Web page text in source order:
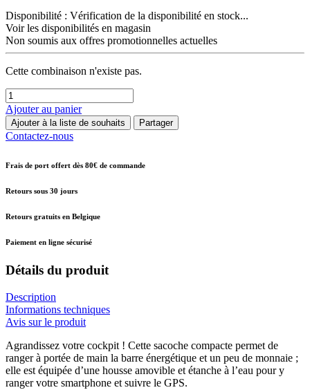
Disponibilité : Vérification de la disponibilité en stock...
Voir les disponibilités en magasin
Non soumis aux offres promotionnelles actuelles
Cette combinaison n'existe pas.
Ajouter au panier
Ajouter à la liste de souhaits Partager
Contactez-nous
Frais de port offert dès 80€ de commande
Retours sous 30 jours
Retours gratuits en Belgique
Paiement en ligne sécurisé
Détails du produit
Description
Informations techniques
Avis sur le produit
Agrandissez votre cockpit ! Cette sacoche compacte permet de
ranger à portée de main la barre énergétique et un peu de monnaie ;
elle est équipée d’une housse amovible et étanche à l’eau pour y
ranger votre smartphone et suivre le GPS.